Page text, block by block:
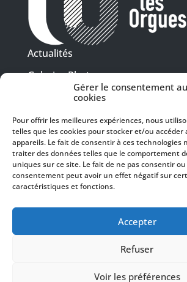
Gérer le consentement
cookies
Pour offrir les meilleures expériences, nous
telles que les cookies pour stocker et/ou
appareils. Le fait de consentir à ces technologies
traiter des données telles que le comportement
uniques sur ce site. Le fait de ne pas consentir
consentement peut avoir un effet négatif sur
caractéristiques et fonctions.
Accepter
Refuser
Voir les préférences
Actualités
Galeries Photos
Vidéothèque
Presse
Programme PDF
Billetterie
Recrutement
Mentions légales
SUIVEZ-NOUS